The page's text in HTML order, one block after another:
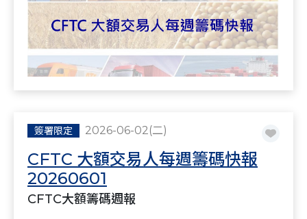
簽署限定 2026-06-02(二)
CFTC 大額交易人每週籌碼快報
20260601
CFTC大額籌碼週報